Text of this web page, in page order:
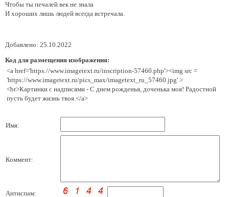
Чтобы ты печалей век не знала
И хороших лишь людей всегда встречала.
Добавлено: 25.10.2022
Код для размещения изображения:
<a href='https://www.imagetext.ru/inscription-57460.php'><img src =
'https://www.imagetext.ru/pics_max/imagetext_ru_57460.jpg' >
<br>Картинки с надписями - С днем рожденья, доченька моя! Радостной
пусть будет жизнь твоя.</a>
Имя:
Коммент:
Антиспам: